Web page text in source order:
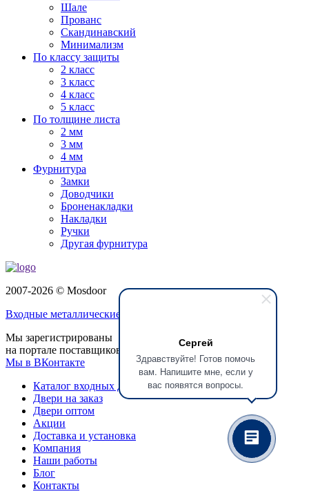
Сергей
Здравствуйте! Готов помочь
вам. Напишите мне, если у
вас появятся вопросы.
Шале
Прованс
Скандинавский
Минимализм
По классу защиты
2 класс
3 класс
4 класс
5 класс
По толщине листа
2 мм
3 мм
4 мм
Фурнитура
Замки
Доводчики
Броненакладки
Накладки
Ручки
Другая фурнитура
2007-2026 © Mosdoor
Входные металлические двери
Мы зарегистрированы
на портале поставщиков
Мы в ВКонтакте
Каталог входных дверей
Двери на заказ
Двери оптом
Акции
Доставка и установка
Компания
Наши работы
Блог
Контакты